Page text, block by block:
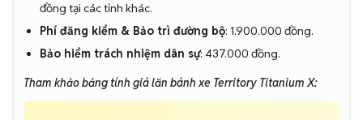
đồng tại các tỉnh khác.
Phí đăng kiểm & Bảo trì đường bộ: 1.900.000 đồng.
Bảo hiểm trách nhiệm dân sự: 437.000 đồng.
Tham khảo bảng tính giá lăn bánh xe Territory Titanium X: